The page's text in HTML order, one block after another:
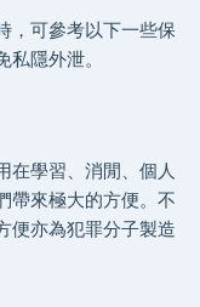
，可參考以下一些保
隱外泄。
在學習、消閒、個人
帶來極大的方便。不
便亦為犯罪分子製造